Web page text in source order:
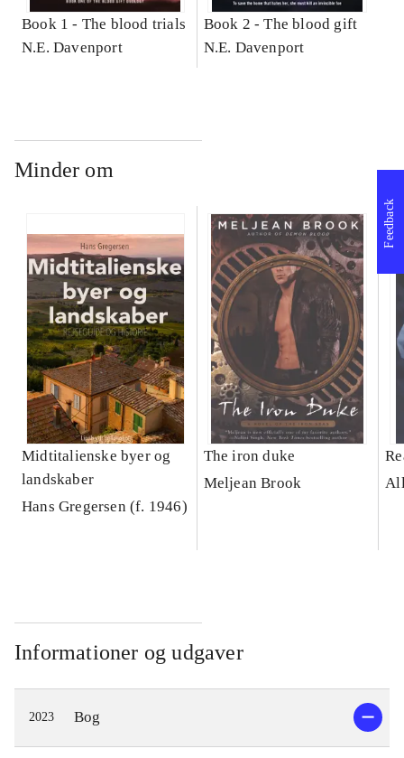
Book 1 - The blood trials
N.E. Davenport
Book 2 -The blood gift
N.E. Davenport
Minder om
Midtitalienske byer og
landskaber
Hans Gregersen (f. 1946)
The iron duke
Meljean Brook
Informationer og udgaver
2023 Bog
Feedback